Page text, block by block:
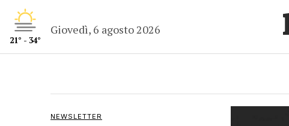
21° - 34°
Giovedì, 6 agosto 2026
NEWSLETTER